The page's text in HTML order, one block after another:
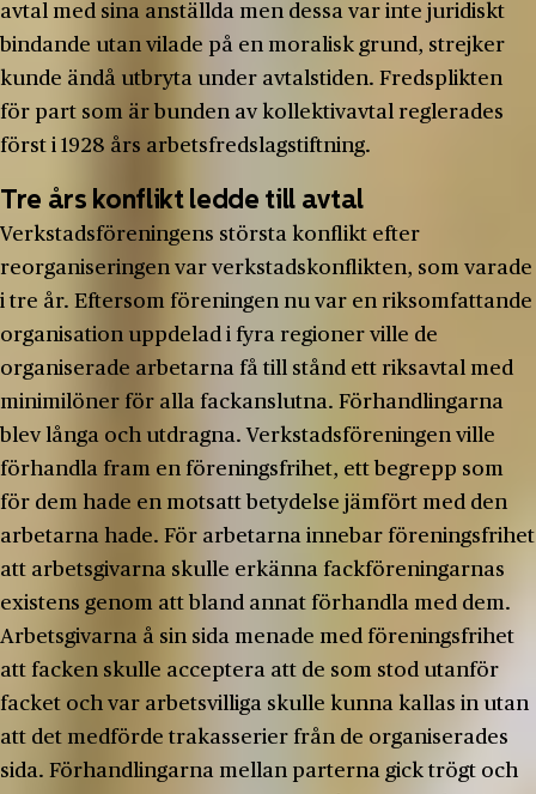
avtal med sina anställda men dessa var inte juridiskt
bindande utan vilade på en moralisk grund, strejker
kunde ändå utbryta under avtalstiden. Fredsplikten
för part som är bunden av kollektivavtal reglerades
först i 1928 års arbetsfredslagstiftning.
Tre års konflikt ledde till avtal
Verkstadsföreningens största konflikt efter
reorganiseringen var verkstadskonflikten, som varade
i tre år. Eftersom föreningen nu var en riksomfattande
organisation uppdelad i fyra regioner ville de
organiserade arbetarna få till stånd ett riksavtal med
minimilöner för alla fackanslutna. Förhandlingarna
blev långa och utdragna. Verkstadsföreningen ville
förhandla fram en föreningsfrihet, ett begrepp som
för dem hade en motsatt betydelse jämfört med den
arbetarna hade. För arbetarna innebar föreningsfrihet
att arbetsgivarna skulle erkänna fackföreningarnas
existens genom att bland annat förhandla med dem.
Arbetsgivarna å sin sida menade med föreningsfrihet
att facken skulle acceptera att de som stod utanför
facket och var arbetsvilliga skulle kunna kallas in utan
att det medförde trakasserier från de organiserades
sida. Förhandlingarna mellan parterna gick trögt och